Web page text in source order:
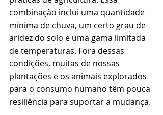
combinação inclui uma quantidade
mínima de chuva, um certo grau de
aridez do solo e uma gama limitada
de temperaturas. Fora dessas
condições, muitas de nossas
plantações e os animais explorados
para o consumo humano têm pouca
resiliência para suportar a mudança.